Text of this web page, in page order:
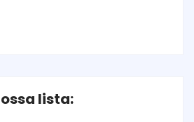
lista: